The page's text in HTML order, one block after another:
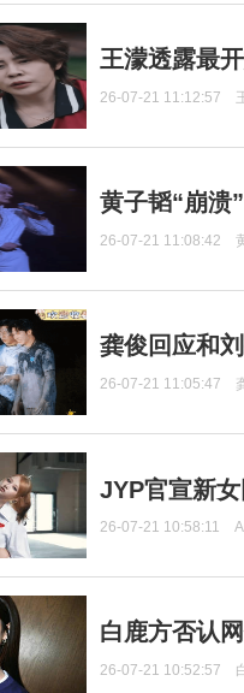
王濛透露最
26-07-21 11:12:57
黄子韬“崩溃
26-07-21 11:08:42
龚俊回应和
26-07-21 11:05:47
JYP官宣新
26-07-21 10:58:11
白鹿方否认
26-07-21 10:52:57